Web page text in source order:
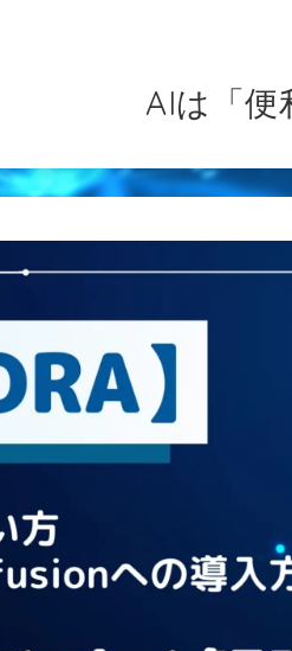
AIは「便